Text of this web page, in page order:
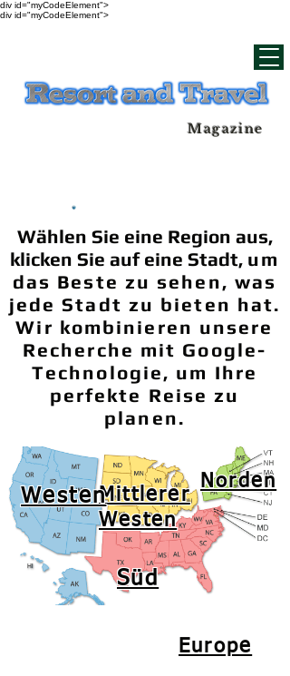
div id="myCodeElement">
div id="myCodeElement">
Magazine
Wählen Sie eine Region aus,
klicken Sie auf eine Stadt, um
das Beste zu sehen, was
jede Stadt zu bieten hat.
Wir kombinieren unsere
Recherche mit Google-
Technologie, um Ihre
perfekte Reise zu
planen.
Mittlerer
Westen
Westen
Süd
Norden
Europe